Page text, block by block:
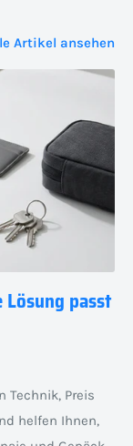
Artikel ansehen
Lösung passt
Technik, Preis
helfen Ihnen,